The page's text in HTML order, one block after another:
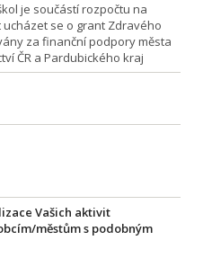
je součástí rozpočtu na
se o grant Zdravého
za finanční podpory města
ČR a Pardubického kraj
Vašich aktivit
městům s podobným